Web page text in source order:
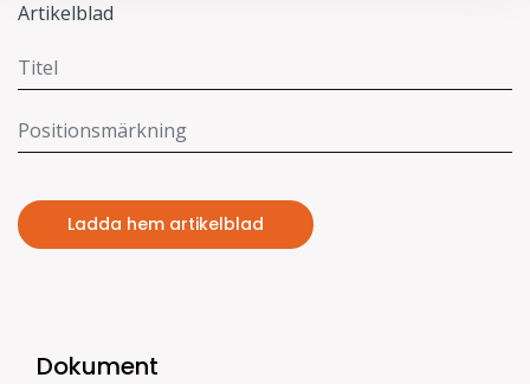
Artikelblad
Ladda hem artikelblad
Dokument